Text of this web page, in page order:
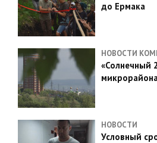
до Ермака
НОВОСТИ
«Солнечный
НОВОСТИ
Условный